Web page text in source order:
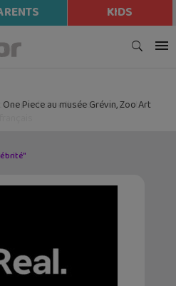
KIDS
Piece au musée Grévin, Zoo Art